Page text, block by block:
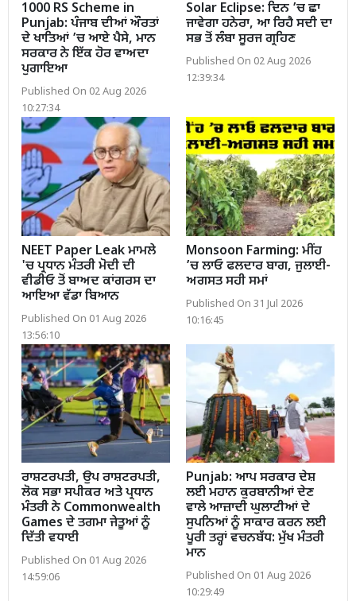
1000 RS Scheme in
Punjab: ਪੰਜਾਬ ਦੀਆਂ ਔਰਤਾਂ
ਦੇ ਖਾਤਿਆਂ ’ਚ ਆਏ ਪੈਸੇ, ਮਾਨ
ਸਰਕਾਰ ਨੇ ਇੱਕ ਹੋਰ ਵਾਅਦਾ
ਪੁਗਾਇਆ
Published On 02 Aug 2026
10:27:34
Solar Eclipse: ਦਿਨ ’ਚ ਛਾ
ਜਾਵੇਗਾ ਹਨੇਰਾ, ਆ ਰਿਹੈ ਸਦੀ ਦਾ
ਸਭ ਤੋਂ ਲੰਬਾ ਸੂਰਜ ਗ੍ਰਹਿਣ
Published On 02 Aug 2026
12:39:34
NEET Paper Leak ਮਾਮਲੇ
'ਚ ਪ੍ਰਧਾਨ ਮੰਤਰੀ ਮੋਦੀ ਦੀ
ਵੀਡੀਓ ਤੋਂ ਬਾਅਦ ਕਾਂਗਰਸ ਦਾ
ਆਇਆ ਵੱਡਾ ਬਿਆਨ
Published On 01 Aug 2026
13:56:10
Monsoon Farming: ਮੀਂਹ
’ਚ ਲਾਓ ਫਲਦਾਰ ਬਾਗ, ਜੁਲਾਈ-
ਅਗਸਤ ਸਹੀ ਸਮਾਂ
Published On 31 Jul 2026
10:16:45
ਰਾਸ਼ਟਰਪਤੀ, ਉਪ ਰਾਸ਼ਟਰਪਤੀ,
ਲੋਕ ਸਭਾ ਸਪੀਕਰ ਅਤੇ ਪ੍ਰਧਾਨ
ਮੰਤਰੀ ਨੇ Commonwealth
Games ਦੇ ਤਗਮਾ ਜੇਤੂਆਂ ਨੂੰ
ਦਿੱਤੀ ਵਧਾਈ
Published On 01 Aug 2026
14:59:06
Punjab: ਆਪ ਸਰਕਾਰ ਦੇਸ਼
ਲਈ ਮਹਾਨ ਕੁਰਬਾਨੀਆਂ ਦੇਣ
ਵਾਲੇ ਆਜ਼ਾਦੀ ਘੁਲਾਟੀਆਂ ਦੇ
ਸੁਪਨਿਆਂ ਨੂੰ ਸਾਕਾਰ ਕਰਨ ਲਈ
ਪੂਰੀ ਤਰ੍ਹਾਂ ਵਚਨਬੱਧ: ਮੁੱਖ ਮੰਤਰੀ
ਮਾਨ
Published On 01 Aug 2026
10:29:49